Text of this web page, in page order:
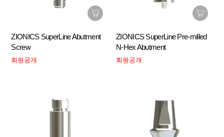
ZIONICS SuperLine Abutment
Screw
회원공개
ZIONICS SuperLine Pre-milled
N-Hex Abutment
회원공개